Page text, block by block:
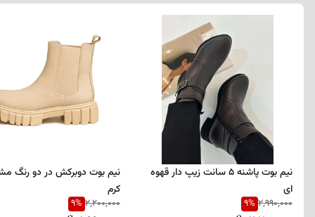
نیم بوت پاشنه 5 سانت زیپ دار قهوه
ای
2,990,000
9%
نیم بوت دوبرکش در دو رنگ
کرم
2,200,000
9%